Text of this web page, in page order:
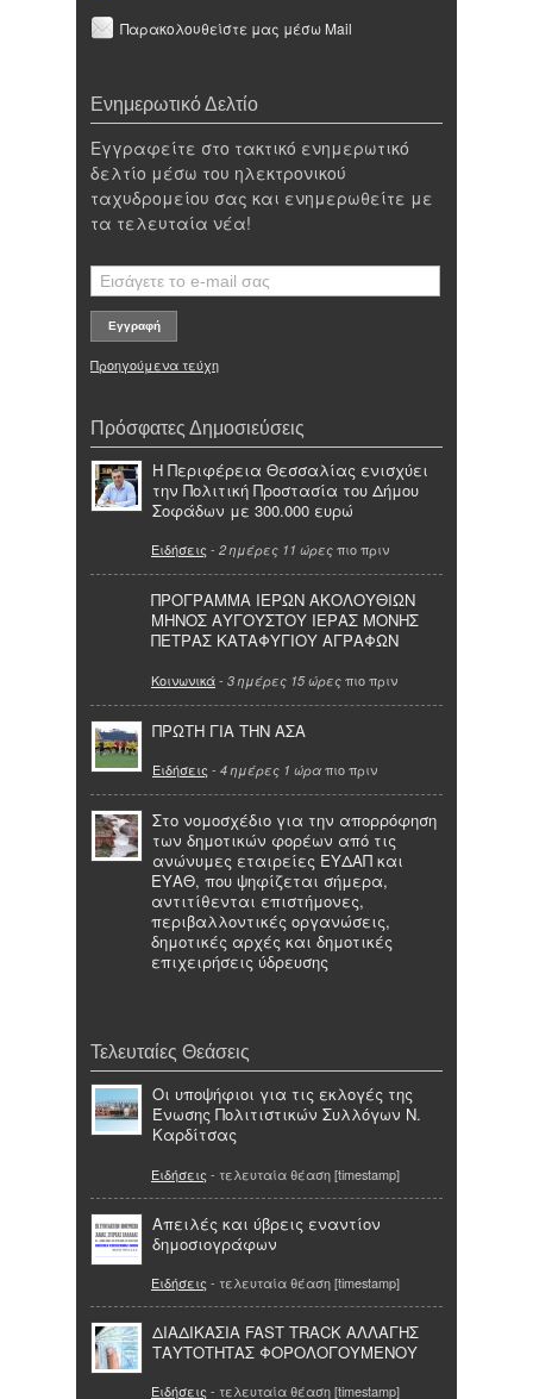
Παρακολουθείστε μας μέσω Mail
Ενημερωτικό Δελτίο
Εγγραφείτε στο τακτικό ενημερωτικό
δελτίο μέσω του ηλεκτρονικού
ταχυδρομείου σας και ενημερωθείτε με
τα τελευταία νέα!
Προηγούμενα τεύχη
Πρόσφατες Δημοσιεύσεις
Η Περιφέρεια Θεσσαλίας ενισχύει
την Πολιτική Προστασία του Δήμου
Σοφάδων με 300.000 ευρώ
Ειδήσεις - 2 ημέρες 11 ώρες πιο πριν
ΠΡΟΓΡΑΜΜΑ ΙΕΡΩΝ ΑΚΟΛΟΥΘΙΩΝ
ΜΗΝΟΣ ΑΥΓΟΥΣΤΟΥ ΙΕΡΑΣ ΜΟΝΗΣ
ΠΕΤΡΑΣ ΚΑΤΑΦΥΓΙΟΥ ΑΓΡΑΦΩΝ
Κοινωνικά- 3 ημέρες 15 ώρες πιο πριν
ΠΡΩΤΗ ΓΙΑ ΤΗΝ ΑΣΑ
Ειδήσεις - 4 ημέρες 1 ώρα πιο πριν
Στο νομοσχέδιο για την απορρόφηση
των δημοτικών φορέων από τις
ανώνυμες εταιρείες ΕΥΔΑΠ και
ΕΥΑΘ, που ψηφίζεται σήμερα,
αντιτίθενται επιστήμονες,
περιβαλλοντικές οργανώσεις,
δημοτικές αρχές και δημοτικές
επιχειρήσεις ύδρευσης
Τελευταίες Θεάσεις
Οι υποψήφιοι για τις εκλογές της
Ένωσης Πολιτιστικών Συλλόγων Ν.
Καρδίτσας
Ειδήσεις - τελευταία θέαση [timestamp]
Απειλές και ύβρεις εναντίον
δημοσιογράφων
Ειδήσεις - τελευταία θέαση [timestamp]
ΔΙΑΔΙΚΑΣΙΑ FAST TRACK ΑΛΛΑΓΗΣ
ΤΑΥΤΟΤΗΤΑΣ ΦΟΡΟΛΟΓΟΥΜΕΝΟΥ
Ειδήσεις - τελευταία θέαση [timestamp]